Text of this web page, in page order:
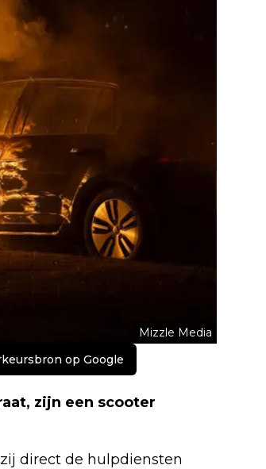
Mizzle Media
op Google
zijn een scooter
direct de hulpdiensten